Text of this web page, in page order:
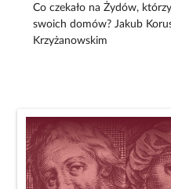
Co czekało na Żydów,
swoich domów? Jakub
Krzyżanowskim